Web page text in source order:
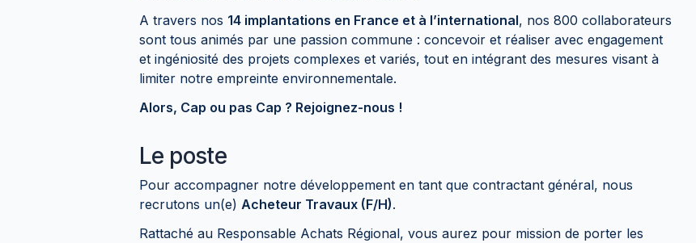
A travers nos 14 implantations en France et à l’international, nos 800 collaborateurs
sont tous animés par une passion commune : concevoir et réaliser avec engagement
et ingéniosité des projets complexes et variés, tout en intégrant des mesures visant à
limiter notre empreinte environnementale.
Alors, Cap ou pas Cap ? Rejoignez-nous !
Le poste
Pour accompagner notre développement en tant que contractant général, nous
recrutons un(e) Acheteur Travaux (F/H).
Rattaché au Responsable Achats Régional, vous aurez pour mission de porter les